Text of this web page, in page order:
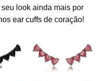
look ainda mais por
ear cuffs de coração!